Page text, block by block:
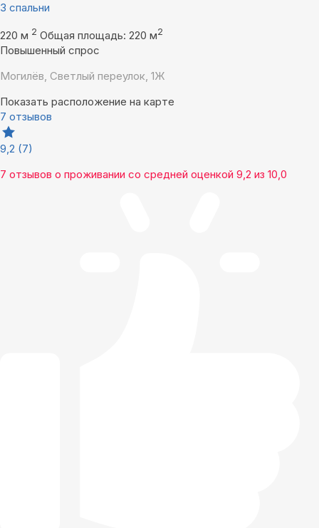
3 спальни
220 м 2 Общая площадь: 220 м2
Повышенный спрос
Могилёв, Светлый переулок, 1Ж
Показать расположение на карте
7 отзывов
9,2 (7)
7 отзывов о проживании со средней оценкой 9,2 из 10,0